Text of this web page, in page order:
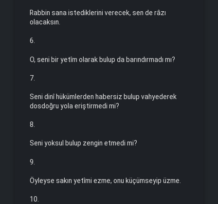
Rabbin sana istediklerini verecek, sen de râzı
olacaksın.
6.
O, seni bir yetîm olarak bulup da barındırmadı mı?
7.
Seni dinî hükümlerden habersiz bulup vahyederek
dosdoğru yola eriştirmedi mi?
8.
Seni yoksul bulup zengin etmedi mi?
9.
Öyleyse sakın yetîmi ezme, onu küçümseyip üzme.
10.